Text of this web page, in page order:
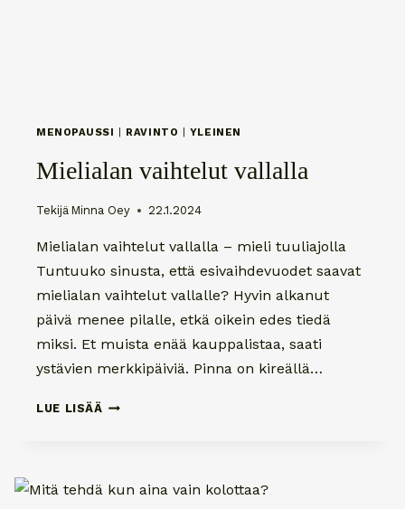
MENOPAUSSI RAVINTO YLEINEN
Mielialan vaihtelut vallalla
Tekijä Minna Oey 22.1.2024
Mielialan vaihtelut vallalla – mieli tuuliajolla
Tuntuuko sinusta, että esivaihdevuodet saavat
mielialan vaihtelut vallalle? Hyvin alkanut
päivä menee pilalle, etkä oikein edes tiedä
miksi. Et muista enää kauppalistaa, saati
ystävien merkkipäiviä. Pinna on kireällä…
LUE LISÄÄ MIELIALAN